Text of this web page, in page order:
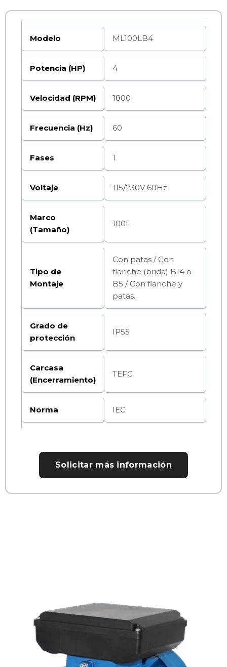
Modelo ML100LB4
Potencia (HP) 4
Velocidad (RPM) 1800
Frecuencia (Hz) 60
Fases 1
Voltaje 115/230V 60Hz
Marco
(Tamaño)
100L
Tipo de
Montaje
Con patas / Con
flanche (brida) B14 o
B5 / Con flanche y
patas.
Grado de
protección
IP55
Carcasa
(Encerramiento)
TEFC
Norma IEC
Solicitar más información